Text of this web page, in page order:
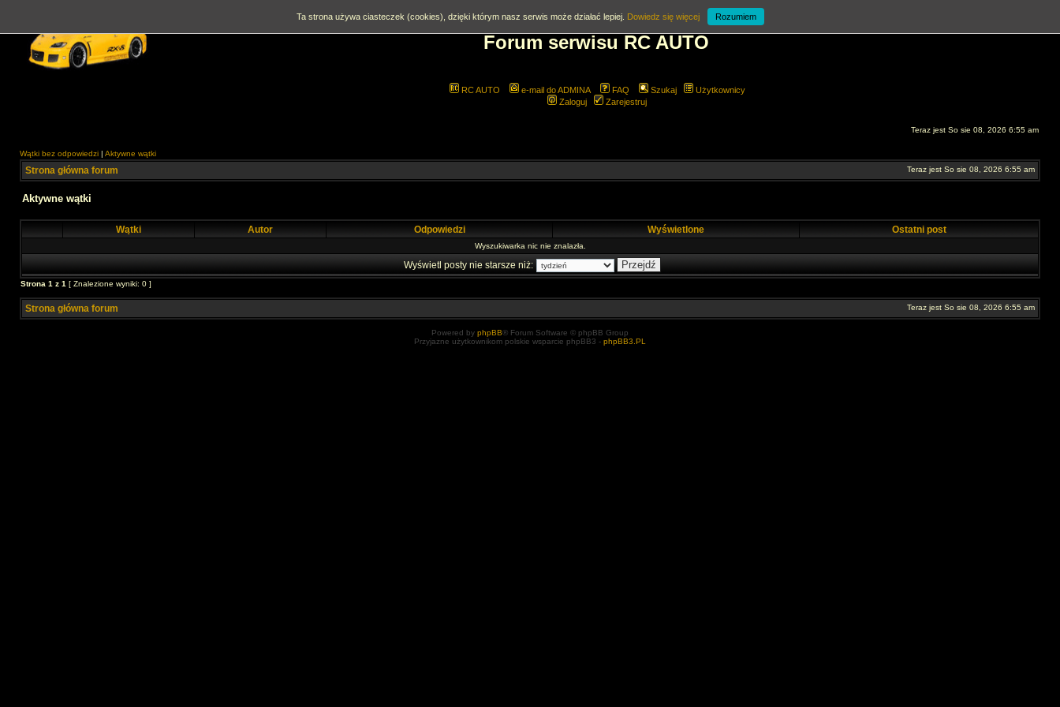
Forum serwisu RC AUTO
RC AUTO e-mail do ADMINA FAQ Szukaj
Użytkownicy
Zaloguj
Zarejestruj
Teraz jest So sie 08, 2026 6:55 am
Wątki bez odpowiedzi | Aktywne wątki
Strona główna forum Teraz jest So sie 08, 2026 6:55 am
Aktywne wątki
Wątki Autor Odpowiedzi Wyświetlone Ostatni post
Wyszukiwarka nic nie znalazła.
Wyświetl posty nie starsze niż:
Strona 1 z 1 [ Znalezione wyniki: 0 ]
Strona główna forum Teraz jest So sie 08, 2026 6:55 am
Powered by phpBB® Forum Software © phpBB Group
Przyjazne użytkownikom polskie wsparcie phpBB3 - phpBB3.PL
Ta strona używa ciasteczek (cookies), dzięki którym nasz serwis może działać lepiej. Dowiedz się więcej Rozumiem